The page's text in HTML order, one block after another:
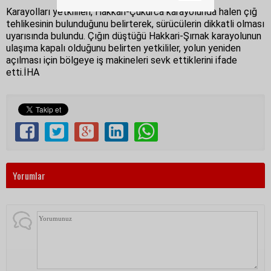
Karayolları yetkilileri, Hakkari-Çukurca karayolunda halen çığ
tehlikesinin bulunduğunu belirterek, sürücülerin dikkatli olması
uyarısında bulundu. Çığın düştüğü Hakkari-Şırnak karayolunun
ulaşıma kapalı olduğunu belirten yetkililer, yolun yeniden
açılması için bölgeye iş makineleri sevk ettiklerini ifade
etti.İHA
Yorumlar